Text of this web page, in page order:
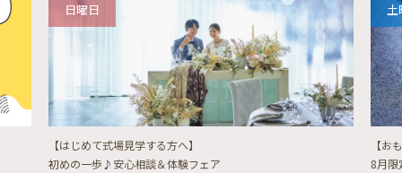
日曜日
【はじめて式場見学する方へ】
初めの一歩♪安心相談＆体験フェア
土
【お
8月限